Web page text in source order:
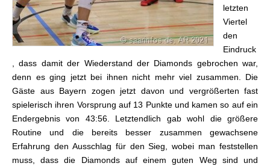
letzten
Viertel
den
Eindruck
, dass damit der Wiederstand der Diamonds gebrochen war,
denn es ging jetzt bei ihnen nicht mehr viel zusammen. Die
Gäste aus Bayern zogen jetzt davon und vergrößerten fast
spielerisch ihren Vorsprung auf 13 Punkte und kamen so auf ein
Endergebnis von 43:56. Letztendlich gab wohl die größere
Routine und die bereits besser zusammen gewachsene
Erfahrung den Ausschlag für den Sieg, wobei man feststellen
muss, dass die Diamonds auf einem guten Weg sind und